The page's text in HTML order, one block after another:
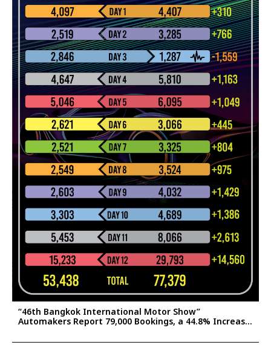
“46th Bangkok International Motor Show”
Automakers Report 79,000 Bookings, a 44.8% Increase
2025 Auto Market